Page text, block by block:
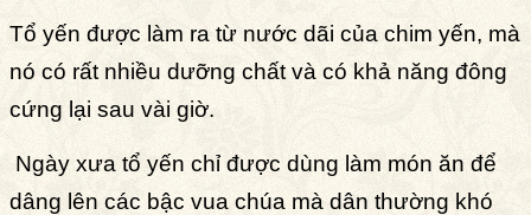
Tổ yến được làm ra từ nước dãi của chim yến, mà
nó có rất nhiều dưỡng chất và có khả năng đông
cứng lại sau vài giờ.
Ngày xưa tổ yến chỉ được dùng làm món ăn để
dâng lên các bậc vua chúa mà dân thường khó